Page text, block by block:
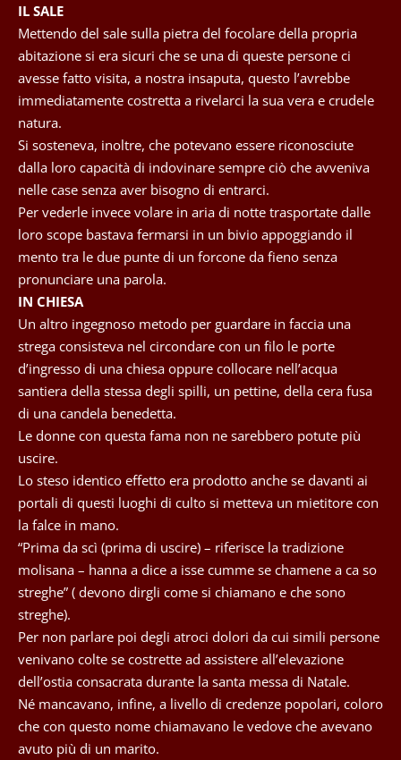
IL SALE
Mettendo del sale sulla pietra del focolare della propria
abitazione si era sicuri che se una di queste persone ci
avesse fatto visita, a nostra insaputa, questo l’avrebbe
immediatamente costretta a rivelarci la sua vera e crudele
natura.
Si sosteneva, inoltre, che potevano essere riconosciute
dalla loro capacità di indovinare sempre ciò che avveniva
nelle case senza aver bisogno di entrarci.
Per vederle invece volare in aria di notte trasportate dalle
loro scope bastava fermarsi in un bivio appoggiando il
mento tra le due punte di un forcone da fieno senza
pronunciare una parola.
IN CHIESA
Un altro ingegnoso metodo per guardare in faccia una
strega consisteva nel circondare con un filo le porte
d’ingresso di una chiesa oppure collocare nell’acqua
santiera della stessa degli spilli, un pettine, della cera fusa
di una candela benedetta.
Le donne con questa fama non ne sarebbero potute più
uscire.
Lo steso identico effetto era prodotto anche se davanti ai
portali di questi luoghi di culto si metteva un mietitore con
la falce in mano.
“Prima da scì (prima di uscire) – riferisce la tradizione
molisana – hanna a dice a isse cumme se chamene a ca so
streghe” ( devono dirgli come si chiamano e che sono
streghe).
Per non parlare poi degli atroci dolori da cui simili persone
venivano colte se costrette ad assistere all’elevazione
dell’ostia consacrata durante la santa messa di Natale.
Né mancavano, infine, a livello di credenze popolari, coloro
che con questo nome chiamavano le vedove che avevano
avuto più di un marito.